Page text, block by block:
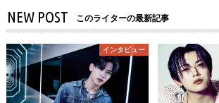
NEW POST このライターの最新記事
インタビュー